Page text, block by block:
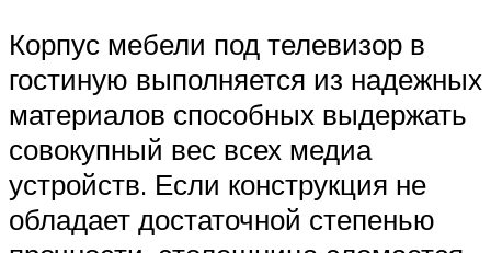
Корпус мебели под телевизор в
гостиную выполняется из надежных
материалов способных выдержать
совокупный вес всех медиа
устройств. Если конструкция не
обладает достаточной степенью